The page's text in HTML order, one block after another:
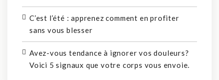
C’est l’été : apprenez comment en profiter
sans vous blesser
Avez-vous tendance à ignorer vos douleurs?
Voici 5 signaux que votre corps vous envoie.